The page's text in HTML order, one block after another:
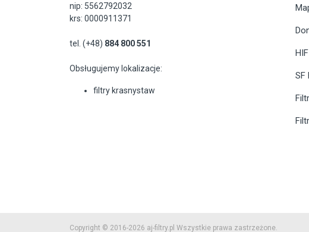
nip: 5562792032
krs: 0000911371
tel. (+48) 884 800 551
Obsługujemy lokalizacje:
filtry krasnystaw
SF
Copyright © 2016-2026 aj-filtry.pl Wszystkie prawa zastrzeżone.